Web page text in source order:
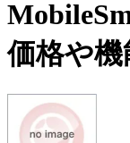
価格や